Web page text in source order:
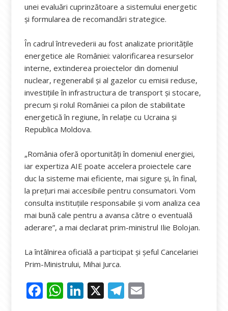
unei evaluări cuprinzătoare a sistemului energetic
și formularea de recomandări strategice.
În cadrul întrevederii au fost analizate prioritățile
energetice ale României: valorificarea resurselor
interne, extinderea proiectelor din domeniul
nuclear, regenerabil și al gazelor cu emisii reduse,
investițiile în infrastructura de transport și stocare,
precum și rolul României ca pilon de stabilitate
energetică în regiune, în relație cu Ucraina și
Republica Moldova.
„România oferă oportunități în domeniul energiei,
iar expertiza AIE poate accelera proiectele care
duc la sisteme mai eficiente, mai sigure și, în final,
la prețuri mai accesibile pentru consumatori. Vom
consulta instituțiile responsabile și vom analiza cea
mai bună cale pentru a avansa către o eventuală
aderare”, a mai declarat prim-ministrul Ilie Bolojan.
La întâlnirea oficială a participat și șeful Cancelariei
Prim-Ministrului, Mihai Jurca.
F W Li X T